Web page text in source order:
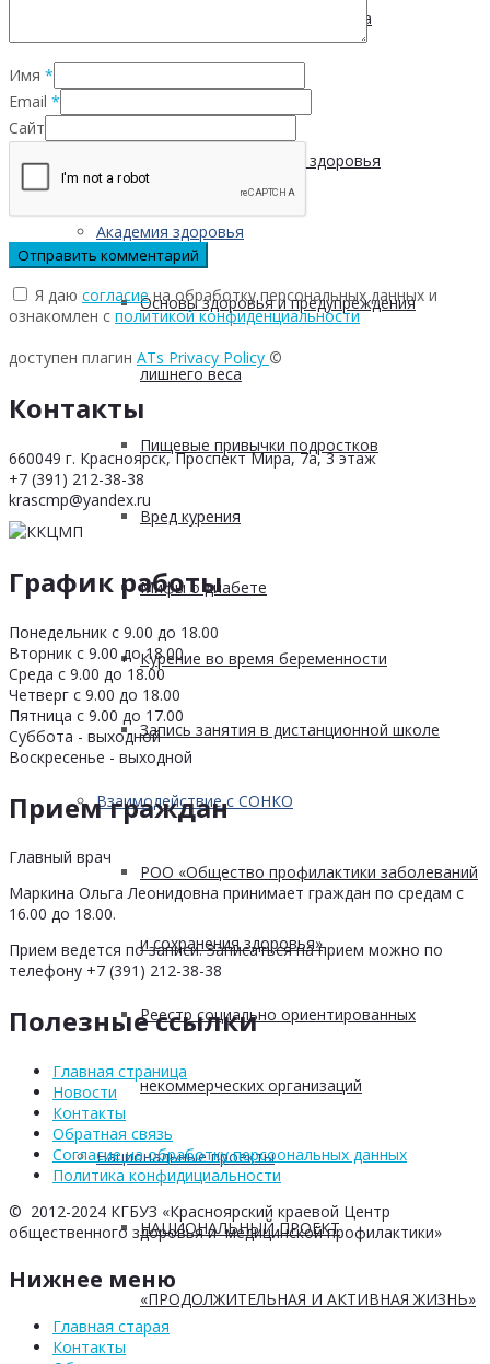
Производственная гимнастика
Стресс и здоровье
Сохранение мужского здоровья
Академия здоровья
Основы здоровья и предупреждения
лишнего веса
Пищевые привычки подростков
Вред курения
Мифы о диабете
Курение во время беременности
Запись занятия в дистанционной школе
Взаимодействие с СОНКО
РОО «Общество профилактики заболеваний
и сохранения здоровья»
Реестр социально ориентированных
некоммерческих организаций
Национальные проекты
НАЦИОНАЛЬНЫЙ ПРОЕКТ
«ПРОДОЛЖИТЕЛЬНАЯ И АКТИВНАЯ ЖИЗНЬ»
Имя *
Email *
Сайт
Я даю согласиена обработку персональных данных и
ознакомлен с политикой конфиденциальности
доступен плагин ATs Privacy Policy ©
Контакты
660049 г. Красноярск, Проспект Мира, 7а, 3 этаж
+7 (391) 212-38-38
krascmp@yandex.ru
График работы
Понедельник с 9.00 до 18.00
Вторник с 9.00 до 18.00
Среда с 9.00 до 18.00
Четверг с 9.00 до 18.00
Пятница с 9.00 до 17.00
Суббота - выходной
Воскресенье - выходной
Прием граждан
Главный врач
Маркина Ольга Леонидовна принимает граждан по средам с
16.00 до 18.00.
Прием ведется по записи. Записаться на прием можно по
телефону +7 (391) 212-38-38
Полезные ссылки
Главная страница
Новости
Контакты
Обратная связь
Согласие на обработку персоональных данных
Политика конфидициальности
© 2012-2024 КГБУЗ «Красноярский краевой Центр
общественного здоровья и медицинской профилактики»
Нижнее меню
Главная старая
Контакты